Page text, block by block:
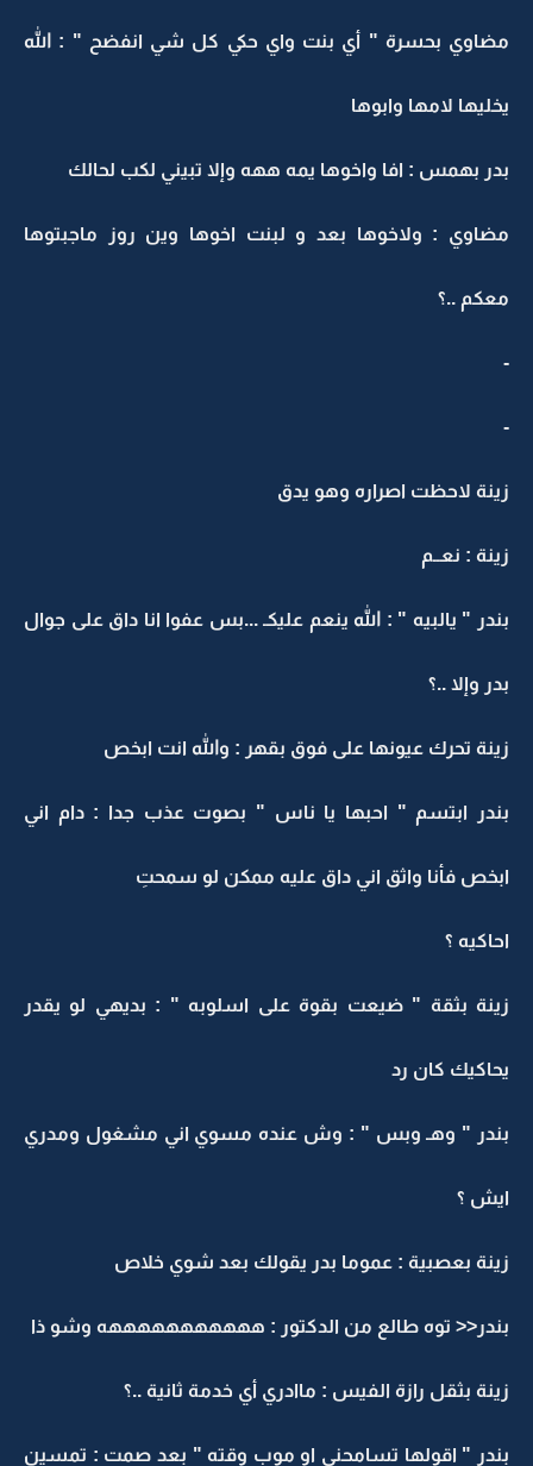
مضاوي بحسرة " أي بنت واي حكي كل شي انفضح " : الله
يخليها لامها وابوها
بدر بهمس : افا واخوها يمه ههه وإلا تبيني لكب لحالك
مضاوي : ولاخوها بعد و لبنت اخوها وين روز ماجبتوها
معكم ..؟
-
-
زينة لاحظت اصراره وهو يدق
زينة : نعــم
بندر " يالبيه " : الله ينعم عليكـ ...بس عفوا انا داق على جوال
بدر وإلا ..؟
زينة تحرك عيونها على فوق بقهر : والله انت ابخص
بندر ابتسم " احبها يا ناس " بصوت عذب جدا : دام اني
ابخص فأنا واثق اني داق عليه ممكن لو سمحتِ
احاكيه ؟
زينة بثقة " ضيعت بقوة على اسلوبه " : بديهي لو يقدر
يحاكيك كان رد
بندر " وهـ وبس " : وش عنده مسوي اني مشغول ومدري
ايش ؟
زينة بعصبية : عموما بدر يقولك بعد شوي خلاص
بندر<< توه طالع من الدكتور : هههههههههههه وشو ذا
زينة بثقل رازة الفيس : ماادري أي خدمة ثانية ..؟
بندر " اقولها تسامحني او موب وقته " بعد صمت : تمسين